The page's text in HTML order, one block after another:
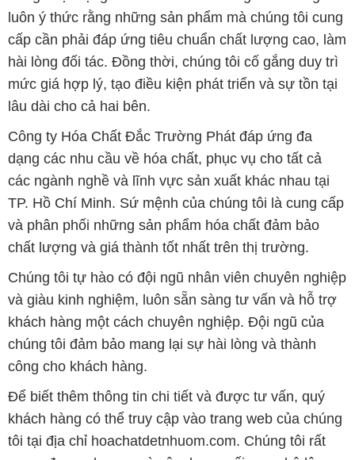
lâu dài cho cả hai bên.
Công ty Hóa Chất Đắc Trường Phát đáp ứng đa
dạng các nhu cầu về hóa chất, phục vụ cho tất cả
các ngành nghề và lĩnh vực sản xuất khác nhau tại
TP. Hồ Chí Minh. Sứ mệnh của chúng tôi là cung cấp
và phân phối những sản phẩm hóa chất đảm bảo
chất lượng và giá thành tốt nhất trên thị trường.
Chúng tôi tự hào có đội ngũ nhân viên chuyên nghiệp
và giàu kinh nghiệm, luôn sẵn sàng tư vấn và hỗ trợ
khách hàng một cách chuyên nghiệp. Đội ngũ của
chúng tôi đảm bảo mang lại sự hài lòng và thành
công cho khách hàng.
Để biết thêm thông tin chi tiết và được tư vấn, quý
khách hàng có thể truy cập vào trang web của chúng
tôi tại địa chỉ hoachatdetnhuom.com. Chúng tôi rất
mong được phục vụ và xây dựng mối quan hệ lâu
dài, hợp tác cùng phát triển cùng khách hàng.